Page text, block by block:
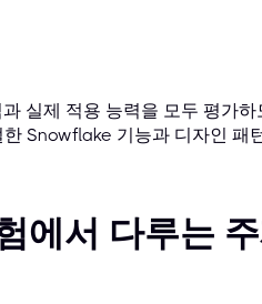
실제 적용 능력을 모두 평가하
Snowflake 기능과 디자인 패
에서 다루는 주